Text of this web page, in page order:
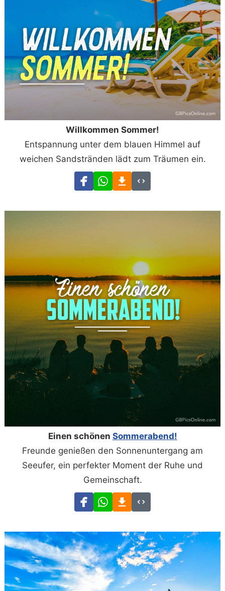
Willkommen Sommer!
Entspannung unter dem blauen Himmel auf
weichen Sandstränden lädt zum Träumen ein.
Einen schönen Sommerabend!
Freunde genießen den Sonnenuntergang am
Seeufer, ein perfekter Moment der Ruhe und
Gemeinschaft.